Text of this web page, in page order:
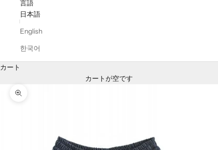
言語
日本語
English
한국어
カート
カートが空です
ズームイン